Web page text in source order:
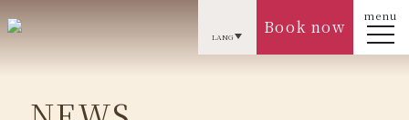
menu
Book now
LANG